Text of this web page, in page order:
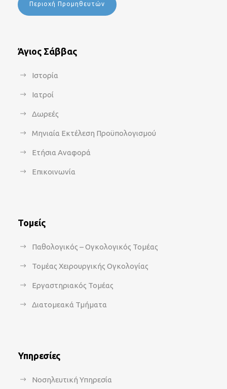
Περιοχή Προμηθευτών
Άγιος Σάββας
Ιστορία
Ιατροί
Δωρεές
Μηνιαία Εκτέλεση Προϋπολογισμού
Ετήσια Αναφορά
Επικοινωνία
Τομείς
Παθολογικός – Ογκολογικός Τομέας
Τομέας Χειρουργικής Ογκολογίας
Εργαστηριακός Τομέας
Διατομεακά Τμήματα
Υπηρεσίες
Νοσηλευτική Υπηρεσία